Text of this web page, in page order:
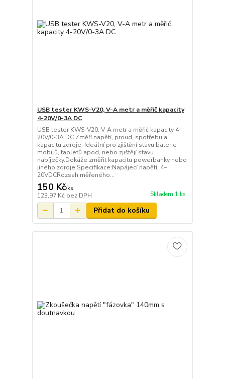
USB tester KWS-V20, V-A metr a měřič kapacity
4-20V/0-3A DC
USB tester KWS-V20, V-A metr a měřič kapacity 4-
20V/0-3A DC Změří napětí, proud, spotřebu a
kapacitu zdroje. Ideální pro zjištění stavu baterie
mobilů, tabletů apod, nebo zjištějí stavu
nabíječky.Dokáže změřit kapacitu powerbanky nebo
jiného zdroje.Specifikace:Napájecí napětí: 4–
20VDCRozsah měřeného...
150 Kč/ks
123,97 Kč bez DPH Skladem 1 ks
Přidat do košíku